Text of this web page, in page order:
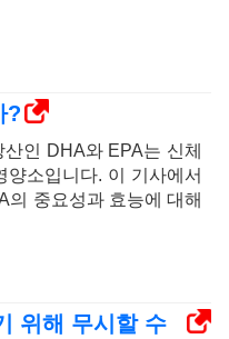
?
산인 DHA와 EPA는 신체
양소입니다. 이 기사에서
의 중요성과 효능에 대해
위해 무시할 수